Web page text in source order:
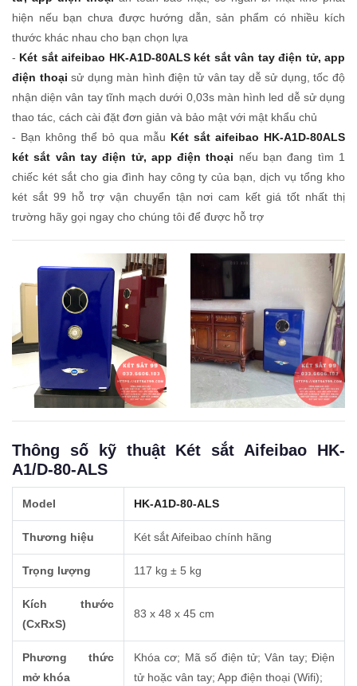
hiện nếu bạn chưa được hướng dẫn, sản phẩm có nhiều kích
thước khác nhau cho bạn chọn lựa
- Két sắt aifeibao HK-A1D-80ALS két sắt vân tay điện tử, app
điện thoại sử dụng màn hình điện tử vân tay dễ sử dụng, tốc độ
nhận diện vân tay tĩnh mạch dưới 0,03s màn hình led dễ sử dụng
thao tác, cách cài đặt đơn giản và bảo mật với mật khẩu chủ
- Bạn không thể bỏ qua mẫu Két sắt aifeibao HK-A1D-80ALS
két sắt vân tay điện tử, app điện thoại nếu bạn đang tìm 1
chiếc két sắt cho gia đình hay công ty của bạn, dịch vụ tổng kho
két sắt 99 hỗ trợ vận chuyển tận nơi cam kết giá tốt nhất thị
trường hãy gọi ngay cho chúng tôi để được hỗ trợ
Thông số kỹ thuật Két sắt Aifeibao HK-
A1/D-80-ALS
Model HK-A1D-80-ALS
Thương hiệu Két sắt Aifeibao chính hãng
Trọng lượng 117 kg ± 5 kg
Kích thước
(CxRxS)
83 x 48 x 45 cm
Phương thức
mở khóa
Khóa cơ; Mã số điện tử; Vân tay; Điện
tử hoặc vân tay; App điện thoại (Wifi);